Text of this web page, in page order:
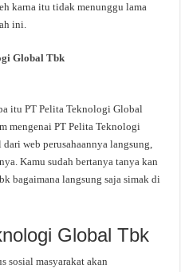
karna itu tidak menunggu lama
ini.
Global Tbk
itu PT Pelita Teknologi Global
mengenai PT Pelita Teknologi
web perusahaannya langsung,
Kamu sudah bertanya tanya kan
bagaimana langsung saja simak di
Global Tbk
sosial masyarakat akan